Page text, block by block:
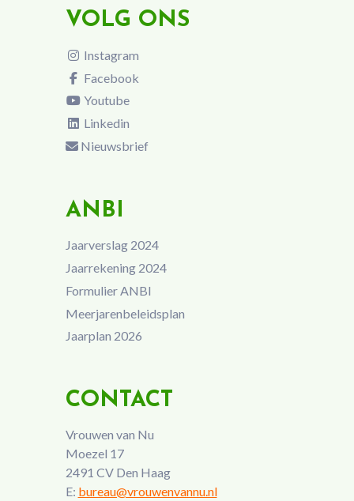
VOLG ONS
Instagram
Facebook
Youtube
Linkedin
Nieuwsbrief
ANBI
Jaarverslag 2024
Jaarrekening 2024
Formulier ANBI
Meerjarenbeleidsplan
Jaarplan 2026
CONTACT
Vrouwen van Nu
Moezel 17
2491 CV Den Haag
E: bureau@vrouwenvannu.nl